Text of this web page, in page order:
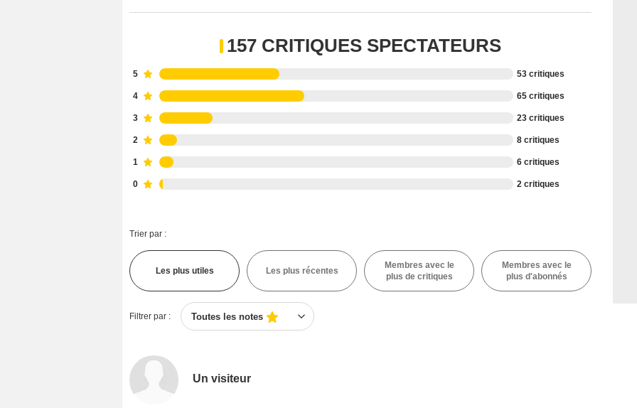
157 CRITIQUES SPECTATEURS
5 53 critiques
4 65 critiques
3 23 critiques
2 8 critiques
1 6 critiques
0 2 critiques
Trier par :
Les plus utiles Les plus récentes
Membres avec le
plus de critiques
Membres avec le
plus d'abonnés
Filtrer par : Toutes les notes
Un visiteur